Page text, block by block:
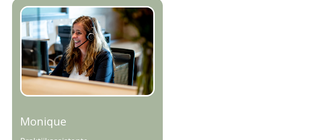
Monique